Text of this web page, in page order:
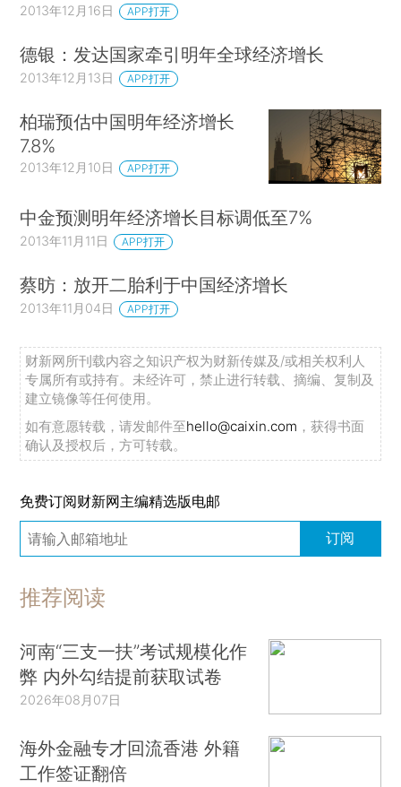
2013年12月16日 APP打开
德银：发达国家牵引明年全球经济增长
2013年12月13日 APP打开
柏瑞预估中国明年经济增长
7.8%
2013年12月10日 APP打开
中金预测明年经济增长目标调低至7%
2013年11月11日 APP打开
蔡昉：放开二胎利于中国经济增长
2013年11月04日 APP打开
财新网所刊载内容之知识产权为财新传媒及/或相关权利人
专属所有或持有。未经许可，禁止进行转载、摘编、复制及
建立镜像等任何使用。
如有意愿转载，请发邮件至hello@caixin.com ，获得书面
确认及授权后，方可转载。
免费订阅财新网主编精选版电邮
订阅
推荐阅读
河南“三支一扶”考试规模化作
弊 内外勾结提前获取试卷
2026年08月07日
海外金融专才回流香港 外籍
工作签证翻倍